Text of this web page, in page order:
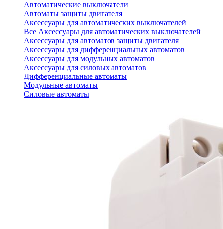
Автоматические выключатели
Автоматы защиты двигателя
Аксессуары для автоматических выключателей
Все Аксессуары для автоматических выключателей
Аксессуары для автоматов защиты двигателя
Аксессуары для дифференциальных автоматов
Аксессуары для модульных автоматов
Аксессуары для силовых автоматов
Дифференциальные автоматы
Модульные автоматы
Силовые автоматы